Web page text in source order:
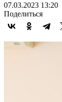
07.03.2023 13:20
Поделиться